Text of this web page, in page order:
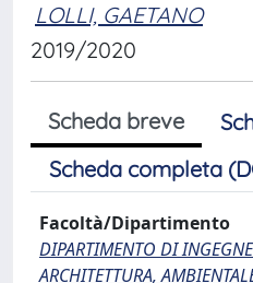
LOLLI, GAETANO
2019/2020
Scheda breve
Scheda completa
Facoltà/Dipartimento
DIPARTIMENTO DI
ARCHITETTURA,